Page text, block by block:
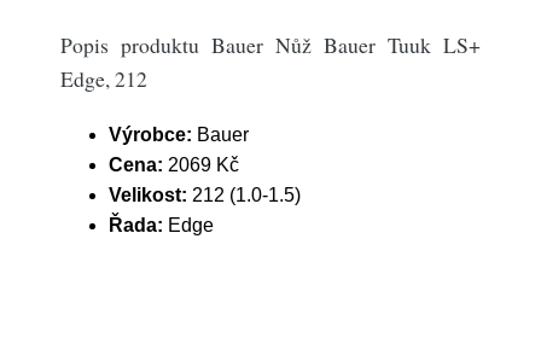
Popis produktu Bauer Nůž Bauer Tuuk LS+
Edge, 212
Výrobce: Bauer
Cena: 2069 Kč
Velikost: 212 (1.0-1.5)
Řada: Edge